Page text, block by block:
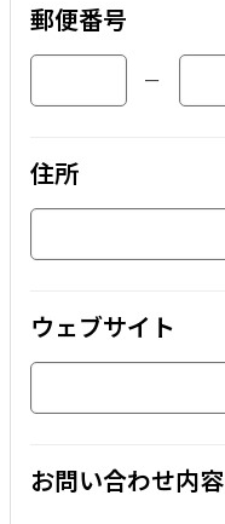
郵便番号
ー
住所
ウェブサイト
お問い合わせ内容